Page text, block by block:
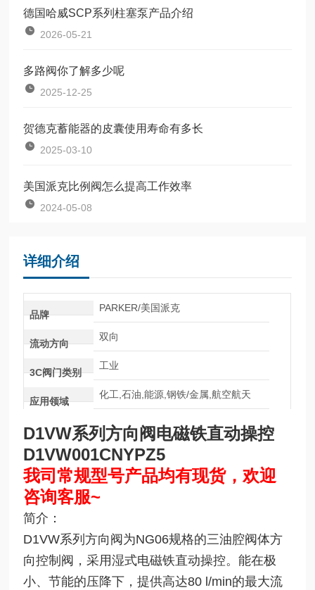
德国哈威SCP系列柱塞泵产品介绍
2026-05-21
多路阀你了解多少呢
2025-12-25
贺德克蓄能器的皮囊使用寿命有多长
2025-03-10
美国派克比例阀怎么提高工作效率
2024-05-08
详细介绍
品牌
PARKER/美国派克
流动方向
双向
3C阀门类别
工业
应用领域
化工,石油,能源,钢铁/金属,航空航天
D1VW系列方向阀电磁铁直动操控
D1VW001CNYPZ5
我司常规型号产品均有现货，欢迎
咨询客服~
简介：
D1VW系列方向阀为NG06规格的三油腔阀体方
向控制阀，采用湿式电磁铁直动操控。能在极
小、节能的压降下，提供高达80 l/min的最大流